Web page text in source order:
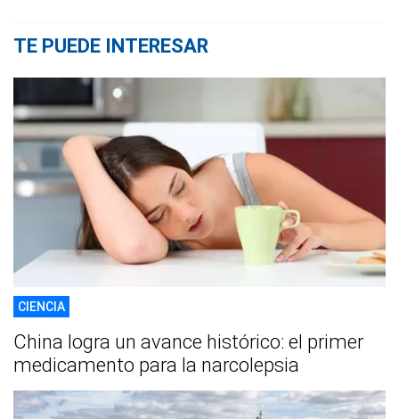
TE PUEDE INTERESAR
CIENCIA
China logra un avance histórico: el primer
medicamento para la narcolepsia